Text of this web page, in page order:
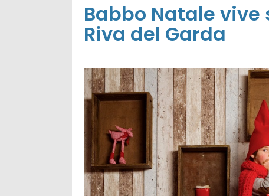
Babbo Natale
Riva del Garda